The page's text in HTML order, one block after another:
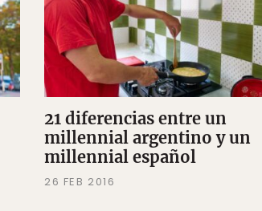
21 diferencias entre un
millennial argentino y un
millennial español
26 FEB 2016